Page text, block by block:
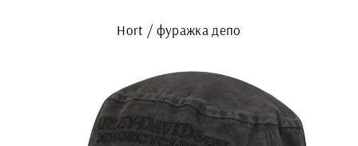
Hort / фуражка депо